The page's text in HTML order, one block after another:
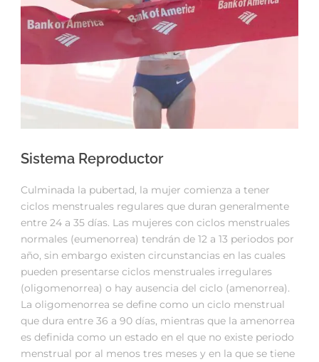
Sistema Reproductor
Culminada la pubertad, la mujer comienza a tener
ciclos menstruales regulares que duran generalmente
entre 24 a 35 días. Las mujeres con ciclos menstruales
normales (eumenorrea) tendrán de 12 a 13 periodos por
año, sin embargo existen circunstancias en las cuales
pueden presentarse ciclos menstruales irregulares
(oligomenorrea) o hay ausencia del ciclo (amenorrea).
La oligomenorrea se define como un ciclo menstrual
que dura entre 36 a 90 días, mientras que la amenorrea
es definida como un estado en el que no existe periodo
menstrual por al menos tres meses y en la que se tiene